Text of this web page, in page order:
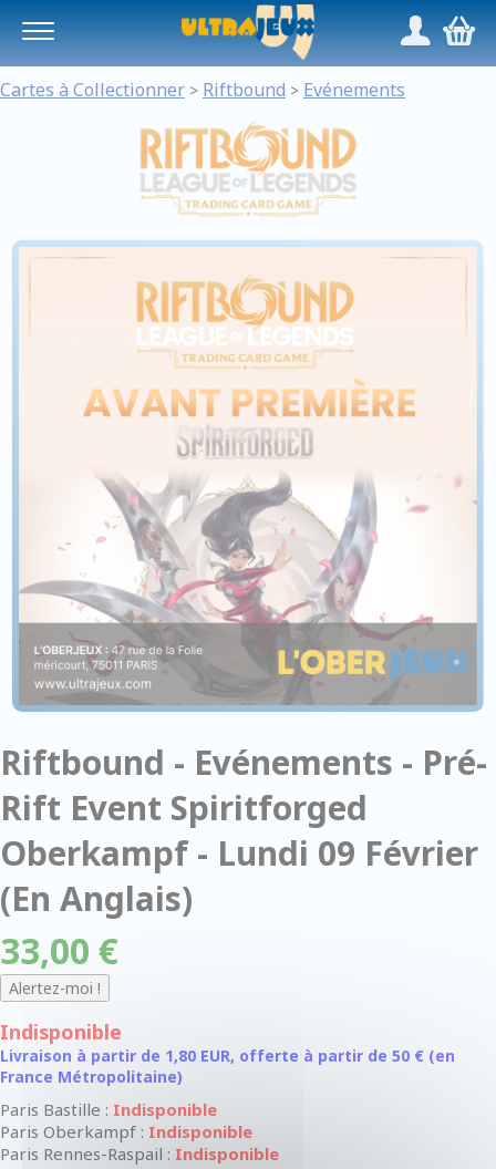
/,
Cartes à Collectionner > Riftbound > Evénements
Riftbound - Evénements - Pré-
Rift Event Spiritforged
Oberkampf - Lundi 09 Février
(En Anglais)
33,00 €
Indisponible
Livraison à partir de 1,80 EUR, offerte à partir de 50 € (en
France Métropolitaine)
Paris Bastille : Indisponible
Paris Oberkampf : Indisponible
Paris Rennes-Raspail : Indisponible